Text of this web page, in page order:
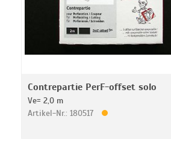
Contrepartie PerF-offset solo
Ve= 2,0 m
Artikel-Nr.: 180517